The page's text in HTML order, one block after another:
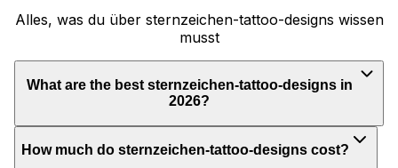
Alles, was du über sternzeichen-tattoo-designs wissen
musst
What are the best sternzeichen-tattoo-designs in
2026?
How much do sternzeichen-tattoo-designs cost?